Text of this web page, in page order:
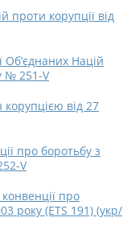
проти корупції від
Об’єднаних Націй
№ 251-V
від 27
про боротьбу з
V
про
року (ETS 191) (укр/